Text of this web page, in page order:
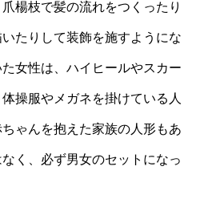
楊枝で髪の流れをつくったり
たりして装飾を施すようにな
女性は、ハイヒールやスカー
操服やメガネを掛けている人
ゃんを抱えた家族の人形もあ
く、必ず男女のセットになっ